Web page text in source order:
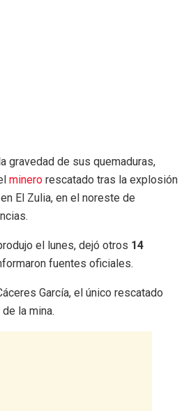
gravedad de sus quemaduras,
minero rescatado tras la explosión
El Zulia, en el noreste de
el lunes, dejó otros 14
fuentes oficiales.
García, el único rescatado
la mina.